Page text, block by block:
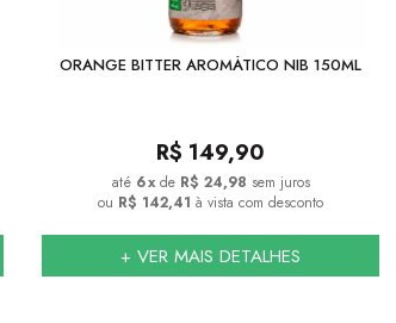
ORANGE BITTER AROMÁTICO NIB 150ML
R$ 149,90
6x de R$ 24,98 sem juros
ou R$ 142,41 à vista com desconto
+ VER MAIS DETALHES